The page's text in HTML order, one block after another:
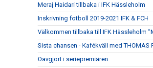
Meraj Haidari tillbaka i IFK Hässleholm
Inskrivning fotboll 2019-2021 IFK & FCH
Välkommen tillbaka till IFK Hässleholm
Sista chansen - Kafékväll med THOMAS
Oavgjort i seriepremiären